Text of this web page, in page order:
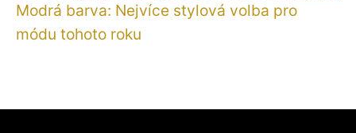
Modrá barva: Nejvíce stylová volba pro
módu tohoto roku